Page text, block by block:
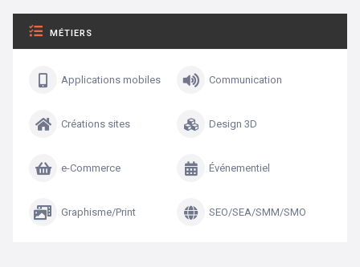
MÉTIERS
Applications mobiles Communication
Créations sites Design 3D
e-Commerce Événementiel
Graphisme/Print SEO/SEA/SMM/SMO